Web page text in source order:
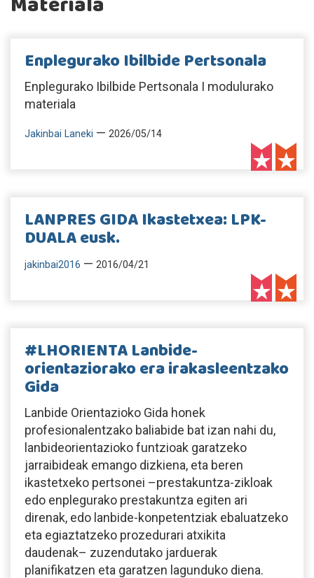
Enplegurako Ibilbide Pertsonala
Enplegurako Ibilbide Pertsonala I modulurako
materiala
Jakinbai Laneki — 2026/05/14
LANPRES GIDA Ikastetxea: LPK-
DUALA eusk.
jakinbai2016 — 2016/04/21
#LHORIENTA Lanbide-
orientaziorako era irakasleentzako
Gida
Lanbide Orientazioko Gida honek
profesionalentzako baliabide bat izan nahi du,
lanbideorientazioko funtzioak garatzeko
jarraibideak emango dizkiena, eta beren
ikastetxeko pertsonei –prestakuntza-zikloak
edo enplegurako prestakuntza egiten ari
direnak, edo lanbide-konpetentziak ebaluatzeko
eta egiaztatzeko prozedurari atxikita
daudenak– zuzendutako jarduerak
planifikatzen eta garatzen lagunduko diena.